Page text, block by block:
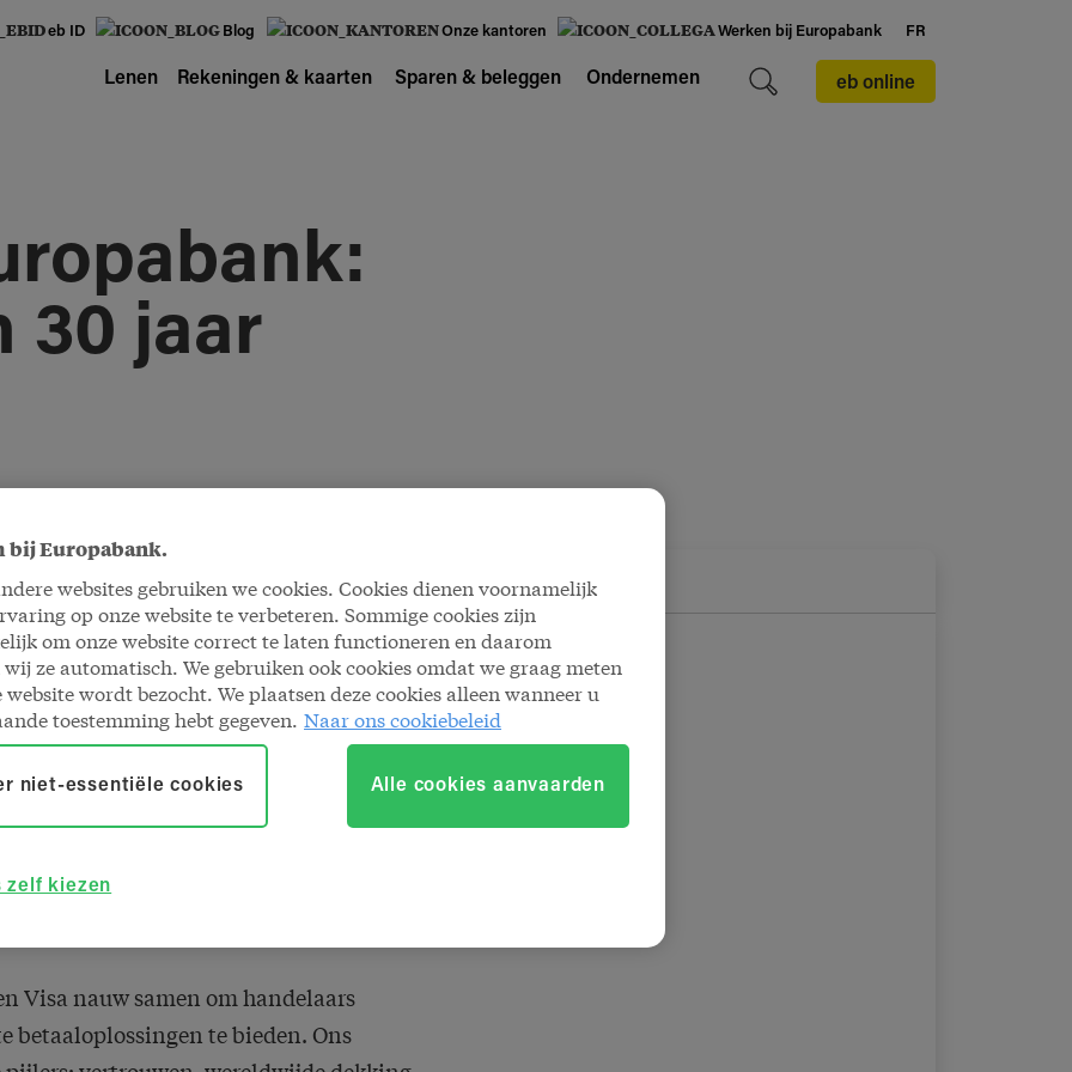
Lenen Rekeningen & kaarten Sparen & beleggen Ondernemen eb online
eb ID Blog Onze kantoren Werken bij Europabank FR
30 jaar
partners met Visa
in
Visa nauw samen om handelaars
betaaloplossingen te bieden. Ons
bij Europabank.
websites gebruiken we cookies. Cookies dienen voornamelijk
op onze website te verbeteren. Sommige cookies zijn
om onze website correct te laten functioneren en daarom
ze automatisch. We gebruiken ook cookies omdat we graag meten
website wordt bezocht. We plaatsen deze cookies alleen wanneer u
toestemming hebt gegeven. Naar ons cookiebeleid
zelf kiezen
niet-essentiële cookies Alle cookies aanvaarden